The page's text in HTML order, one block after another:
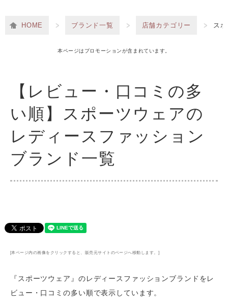
HOME ブランド一覧 店舗カテゴリー ス
本ページはプロモーションが含まれています。
【レビュー・口コミの多
い順】スポーツウェアの
レディースファッション
ブランド一覧
[本ページ内の画像をクリックすると、販売元サイトのページへ移動します。]
『スポーツウェア』のレディースファッションブランド をレ
ビュー・口コミの多い順で表示しています。